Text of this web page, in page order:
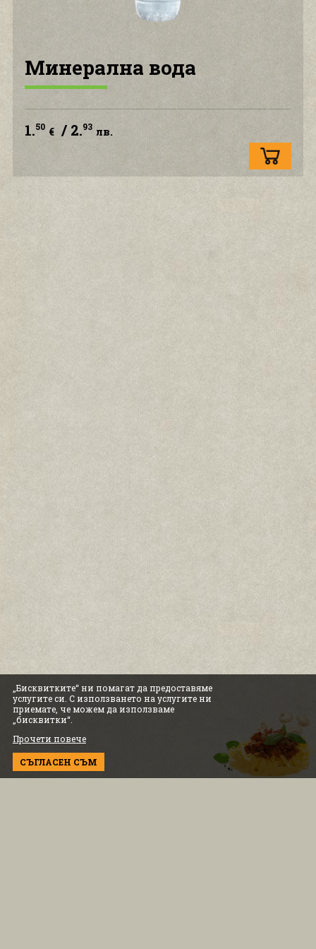
Минерална вода
1.50 €/ 2.93 лв.
„Бисквитките“ ни помагат да предоставяме
услугите си. С използването на услугите ни
приемате, че можем да използваме
„бисквитки“.
Прочети повече
СЪГЛАСЕН СЪМ